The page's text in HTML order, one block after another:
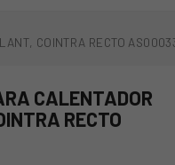
COINTRA RECTO
CALENTADOR
RECTO